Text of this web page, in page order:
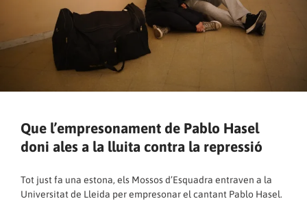
Que l’empresonament de Pablo Hasel
doni ales a la lluita contra la repressió
Tot just fa una estona, els Mossos d’Esquadra entraven a la
Universitat de Lleida per empresonar el cantant Pablo Hasel.